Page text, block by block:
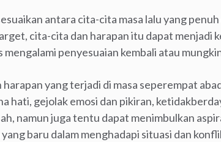
antara cita-cita masa lalu yang
cita-cita dan harapan itu dapat menjadi
penyesuaian kembali atau
yang terjadi di masa seperempat
hati, gejolak emosi dan pikiran,
namun juga tentu dapat menimbulkan
baru dalam menghadapi situasi dan